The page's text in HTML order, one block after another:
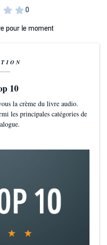
pour le moment
10
la crème du livre audio.
les principales catégories de